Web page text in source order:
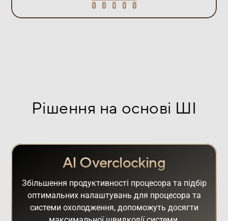
Рішення на основі ШІ
AI Overclocking
Збільшення продуктивності процесора та підбір
оптимальних налаштувань для процесора та
системи охолодження, допоможуть досягти